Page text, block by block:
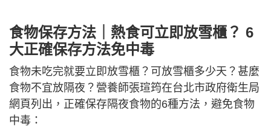
食物保存方法｜熱食可立即放雪櫃？ 6
大正確保存方法免中毒
食物未吃完就要立即放雪櫃？可放雪櫃多少天？甚麼
食物不宜放隔夜？營養師張瑄筠在台北市政府衛生局
網頁列出，正確保存隔夜食物的6種方法，避免食物
中毒：